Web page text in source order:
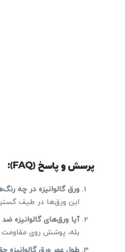
پرسش و پاسخ (FAQ):
ورق گالوانیزه در چه
این ورق‌ها در طیف
آیا ورق‌های گالوانیزه
بله، پوشش روی مقاومت